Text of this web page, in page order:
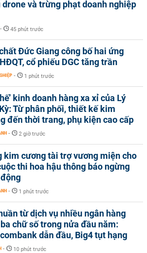
drone và trừng phạt doanh nghiệp
- 45 phút trước
Đức Giang công bố hai ứng
cổ phiếu DGC tăng trần
- 1 phút trước
kinh doanh hàng xa xỉ của Lý
Từ phân phối, thiết kế kim
đến thời trang, phụ kiện cao cấp
- 2 giờ trước
kim cương tài trợ vương miện cho
thi hoa hậu thông báo ngừng
- 1 phút trước
từ dịch vụ nhiều ngân hàng
chữ số trong nửa đầu năm:
dẫn đầu, Big4 tụt hạng
- 10 phút trước